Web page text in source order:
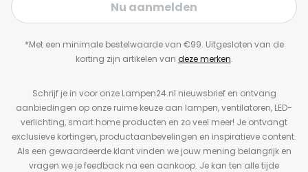
Nu aanmelden
*Met een minimale bestelwaarde van €99. Uitgesloten van de
korting zijn artikelen van deze merken.
Schrijf je in voor onze Lampen24.nl nieuwsbrief en ontvang
aanbiedingen op onze ruime keuze aan lampen, ventilatoren, LED-
verlichting, smart home producten en zo veel meer! Je ontvangt
exclusieve kortingen, productaanbevelingen en inspiratieve content.
Als een gewaardeerde klant vinden we jouw mening belangrijk en
vragen we je feedback na een aankoop. Je kan ten alle tijde